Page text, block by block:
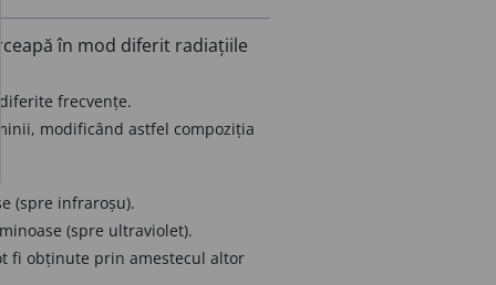
în mod diferit radiațiile
frecvențe.
modificând astfel compoziția
(spre infraroșu).
(spre ultraviolet).
fi obținute prin amestecul altor